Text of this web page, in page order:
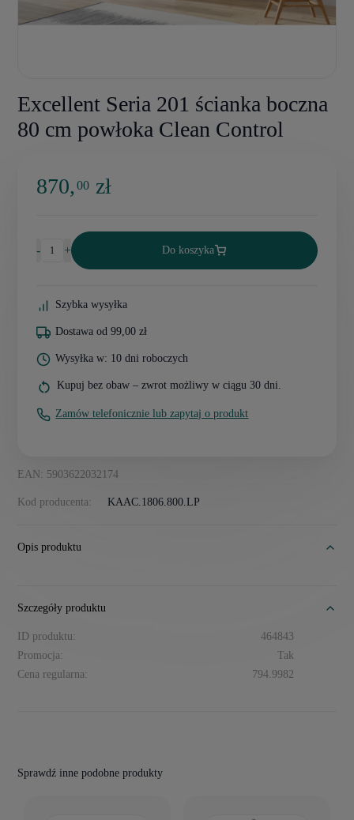
Excellent Seria 201 ścianka boczna
80 cm powłoka Clean Control
EAN: 5903622032174
Kod producenta: KAAC.1806.800.LP
870,00 zł
- + Do koszyka
Szybka wysyłka
Dostawa od 99,00 zł
Wysyłka w: 10 dni roboczych
Kupuj bez obaw – zwrot możliwy w ciągu 30 dni.
Zamów telefonicznie lub zapytaj o produkt
Opis produktu
Szczegóły produktu
ID produktu:
464843
Promocja:
Tak
Cena regularna:
794.9982
Sprawdź inne podobne produkty